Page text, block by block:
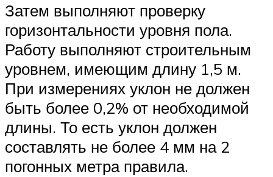
Затем выполняют проверку
горизонтальности уровня пола.
Работу выполняют строительным
уровнем, имеющим длину 1,5 м.
При измерениях уклон не должен
быть более 0,2% от необходимой
длины. То есть уклон должен
составлять не более 4 мм на 2
погонных метра правила.